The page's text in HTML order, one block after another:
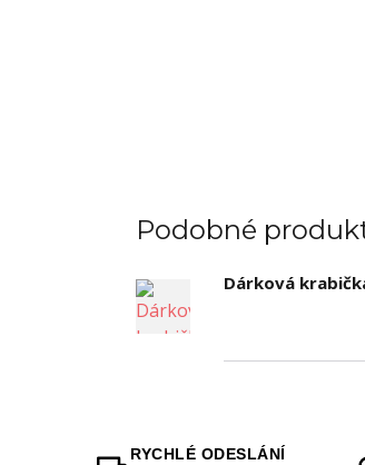
Podobné
Dárková
RYCHLÉ ODESLÁNÍ